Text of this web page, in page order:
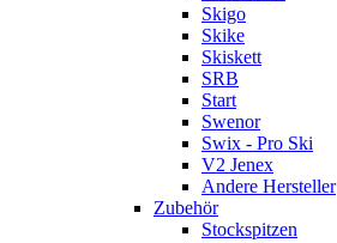
Skigo
Skike
Skiskett
SRB
Start
Swenor
Swix - Pro Ski
V2 Jenex
Andere Hersteller
Zubehör
Stockspitzen